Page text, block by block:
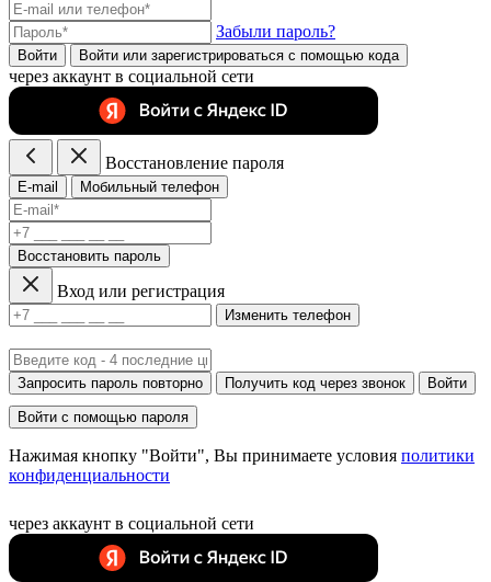
Забыли пароль?
Войти Войти или зарегистрироватьcя с помощью кода
через аккаунт в социальной сети
Восстановление пароля
E-mail Мобильный телефон
Восстановить пароль
Вход или регистрация
Изменить телефон
Запросить пароль повторно Получить код через звонок Войти
Войти с помощью пароля
Нажимая кнопку "Войти", Вы принимаете условия политики
конфиденциальности
через аккаунт в социальной сети